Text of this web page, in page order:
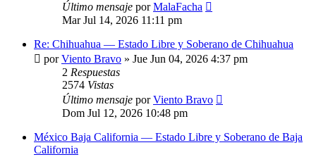
Último mensaje porMalaFacha
Mar Jul 14, 2026 11:11 pm
Re: Chihuahua — Estado Libre y Soberano de Chihuahua
porViento Bravo » Jue Jun 04, 2026 4:37 pm
2 Respuestas
2574 Vistas
Último mensaje porViento Bravo
Dom Jul 12, 2026 10:48 pm
México Baja California — Estado Libre y Soberano de Baja
California